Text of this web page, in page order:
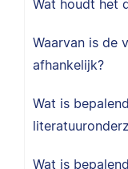
Wat houdt het
Waarvan is de
afhankelijk?
Wat is
Wat is